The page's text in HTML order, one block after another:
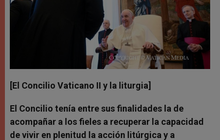
[El Concilio Vaticano II y la liturgia]
El Concilio tenía entre sus finalidades la de
acompañar a los fieles a recuperar la capacidad
de vivir en plenitud la acción litúrgica y a